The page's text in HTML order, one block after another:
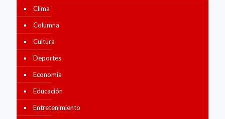
Clima
Columna
Cultura
Deportes
Economía
Educación
Entretenimiento